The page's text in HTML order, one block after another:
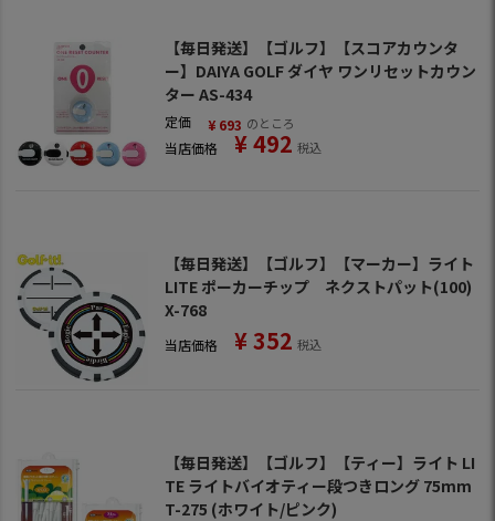
【毎日発送】【ゴルフ】【スコアカウンタ
ー】DAIYA GOLF ダイヤ ワンリセットカウン
ター AS-434
定価 ¥ 693 のところ
当店価格 ¥492 税込
【毎日発送】【ゴルフ】【マーカー】ライト
LITE ポーカーチップ ネクストパット(100)
X-768
当店価格 ¥352 税込
【毎日発送】【ゴルフ】【ティー】ライト LI
TE ライトバイオティー段つきロング 75mm
T-275 (ホワイト/ピンク)